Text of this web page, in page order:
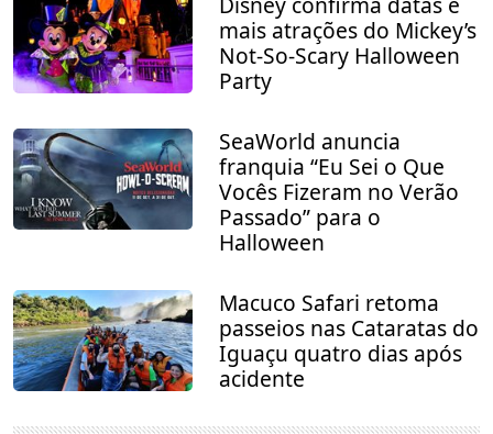
mais atrações do Mickey’s
Not-So-Scary Halloween
Party
SeaWorld anuncia
franquia “Eu Sei o Que
Vocês Fizeram no Verão
Passado” para o
Halloween
Macuco Safari retoma
passeios nas Cataratas do
Iguaçu quatro dias após
acidente